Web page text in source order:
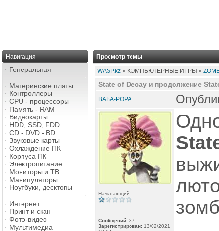
Навигация
· Генеральная
· Материнские платы
· Контроллеры
· CPU - процессоры
· Память - RAM
· Видеокарты
· HDD, SSD, FDD
· CD - DVD - BD
· Звуковые карты
· Охлаждение ПК
· Корпуса ПК
· Электропитание
· Мониторы и ТВ
· Манипуляторы
· Ноутбуки, десктопы
· Интернет
· Принт и скан
· Фото-видео
· Мультимедиа
Просмотр темы
WASP.kz » КОМПЬЮТЕРНЫЕ ИГРЫ »
State of Decay и продолжение
BABA-POPA
Начинающий
Сообщений: 37
Зарегистрирован: 13/02/2021